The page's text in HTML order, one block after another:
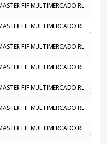
FIF MULTIMERCADO RL
FIF MULTIMERCADO RL
FIF MULTIMERCADO RL
FIF MULTIMERCADO RL
FIF MULTIMERCADO RL
FIF MULTIMERCADO RL
FIF MULTIMERCADO RL